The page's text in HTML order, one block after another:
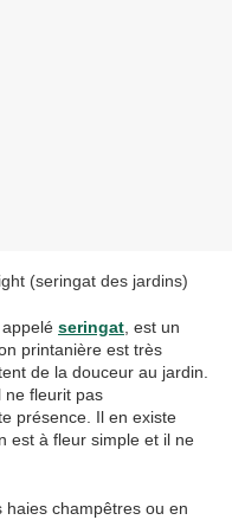
(seringat des jardins)
seringat , est un
printanière est très
de la douceur au jardin.
ne fleurit pas
présence. Il en existe
est à fleur simple et il ne
champêtres ou en